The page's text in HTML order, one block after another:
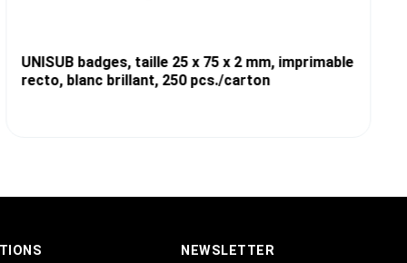
UNISUB badges, taille 25 x 75 x 2 mm, imprimable
recto, blanc brillant, 250 pcs./carton
NEWSLETTER